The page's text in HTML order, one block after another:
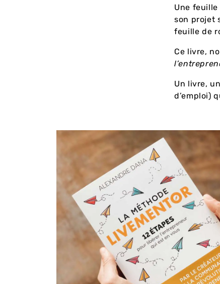
Une
son projet
feuille de
Ce livre,
Un livre,
d’emploi)